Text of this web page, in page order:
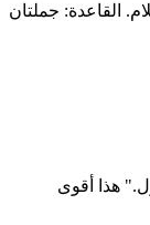
القاعدة: جملتان
هذا أقوى